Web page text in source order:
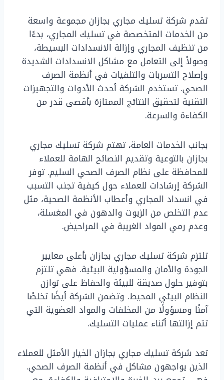
تقدم شركة تسليك مجاري بجازان مجموعة واسعة
من الخدمات المتخصصة في تسليك المجاري، بدءًا
من تنظيف المجاري وإزالة الانسدادات البسيطة،
وصولاً إلى التعامل مع مشاكل الانسدادات الشديدة
وإصلاح التسربات والتلفيات في أنظمة الصرف
الصحي. تستخدم الشركة أحدث الأدوات والتجهيزات
التقنية لتحقيق النتائج الممتازة بأقصى قدر من
الكفاءة والسرعة.
بجانب الخدمات العامة، تهتم شركة تسليك مجاري
بجازان بالتوعية وتقديم النصائح الهامة للعملاء
للمحافظة على نظام الصرف الصحي السليم. توفر
الشركة إرشادات للعملاء حول كيفية تجنب التسبب
في انسداد المجاري وأعطاب الأنظمة الصحية، مثل
عدم التخلص من الزيوت والدهون في المغسلة،
وعدم رمي المواد الغريبة في المراحيض.
تلتزم شركة تسليك مجاري بجازان بأعلى معايير
الجودة والأمان والمسؤولية البيئية. فهي تلتزم
بتوفير حلول صديقة للبيئة والحفاظ على توازن
النظام البيئي المحيط. وتضمن الشركة أيضًا تخلصًا
آمنًا ومسؤولًا من المخلفات والمواد العضوية التي
تتم إزالتها أثناء عمليات التسليك.
تعد شركة تسليك مجاري بجازان الخيار الأمثل للعملاء
الذين يواجهون مشاكل في أنظمة الصرف الصحي.